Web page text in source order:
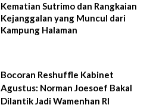
Kematian Sutrimo dan Rangkaian
Kejanggalan yang Muncul dari
Kampung Halaman
Bocoran Reshuffle Kabinet
Agustus: Norman Joesoef Bakal
Dilantik Jadi Wamenhan RI